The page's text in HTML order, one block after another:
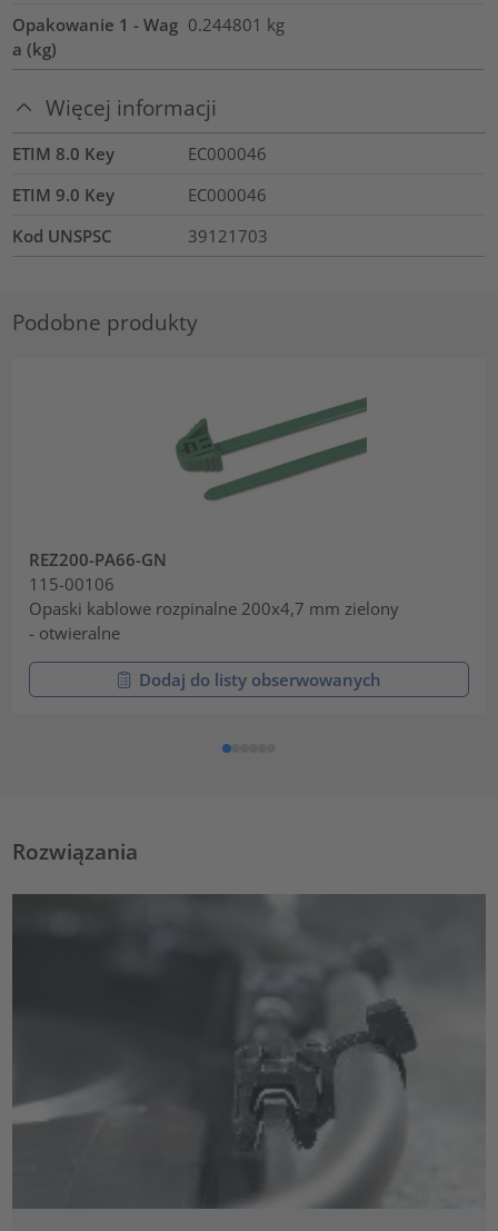
Opakowanie 1 - Wag
a (kg)
0.244801 kg
Więcej informacji
ETIM 8.0 Key
EC000046
ETIM 9.0 Key
EC000046
Kod UNSPSC
39121703
Podobne produkty
REZ200-PA66-GN
115-00106
Opaski kablowe rozpinalne 200x4,7 mm zielony
- otwieralne
Dodaj do listy obserwowanych
Rozwiązania